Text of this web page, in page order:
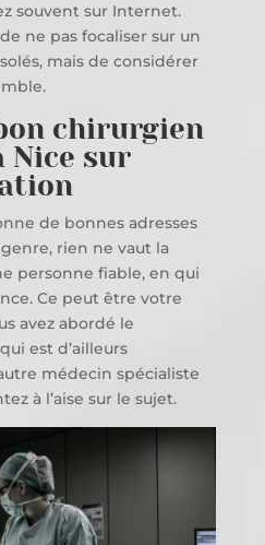
souvent sur Internet.
ne pas focaliser sur un
mais de considérer
chirurgien
Nice sur
de bonnes adresses
rien ne vaut la
personne fiable, en qui
Ce peut être votre
avez abordé le
est d’ailleurs
médecin spécialiste
à l’aise sur le sujet.